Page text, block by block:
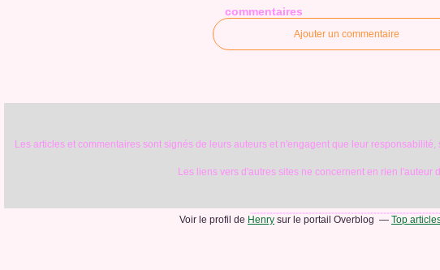
commentaires
Ajouter un commentaire
Les articles et commentaires sont signés de leurs auteurs et n'engagent que leur
Les liens vers d'autres sites ne concernent en rien
Voir le profil de Henry sur le portail Overblog Top